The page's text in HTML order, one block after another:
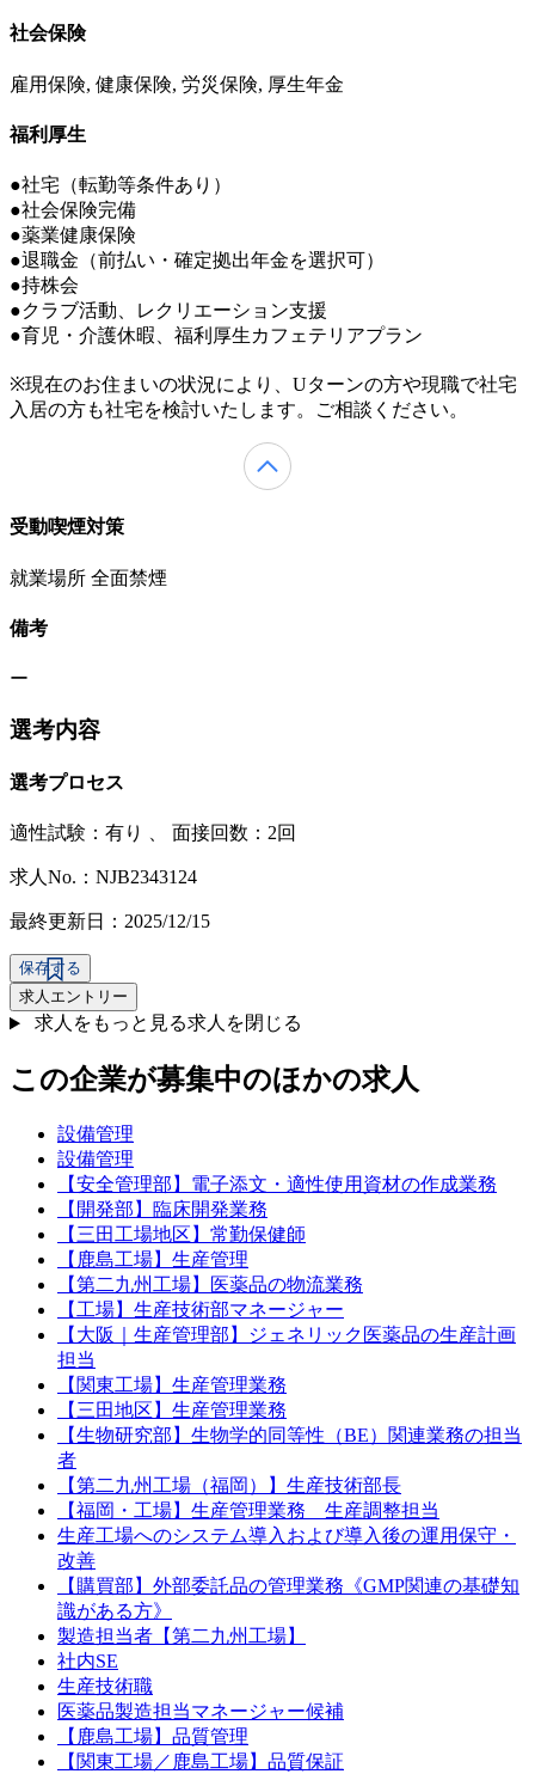
社会保険
雇用保険, 健康保険, 労災保険, 厚生年金
福利厚生
●社宅（転勤等条件あり）
●社会保険完備
●薬業健康保険
●退職金（前払い・確定拠出年金を選択可）
●持株会
●クラブ活動、レクリエーション支援
●育児・介護休暇、福利厚生カフェテリアプラン
※現在のお住まいの状況により、Uターンの方や現職で社宅
入居の方も社宅を検討いたします。ご相談ください。
受動喫煙対策
就業場所 全面禁煙
備考
ー
選考内容
選考プロセス
適性試験： 有り 、 面接回数：2回
求人No.：NJB2343124
最終更新日：2025/12/15
保存する
求人エントリー
求人をもっと見る求人を閉じる
この企業が募集中のほかの求人
設備管理
設備管理
【安全管理部】電子添文・適性使用資材の作成業務
【開発部】臨床開発業務
【三田工場地区】常勤保健師
【鹿島工場】生産管理
【第二九州工場】医薬品の物流業務
【工場】生産技術部マネージャー
【大阪｜生産管理部】ジェネリック医薬品の生産計画
担当
【関東工場】生産管理業務
【三田地区】生産管理業務
【生物研究部】生物学的同等性（BE）関連業務の担当
者
【第二九州工場（福岡）】生産技術部長
【福岡・工場】生産管理業務 生産調整担当
生産工場へのシステム導入および導入後の運用保守・
改善
【購買部】外部委託品の管理業務《GMP関連の基礎知
識がある方》
製造担当者【第二九州工場】
社内SE
生産技術職
医薬品製造担当マネージャー候補
【鹿島工場】品質管理
【関東工場／鹿島工場】品質保証